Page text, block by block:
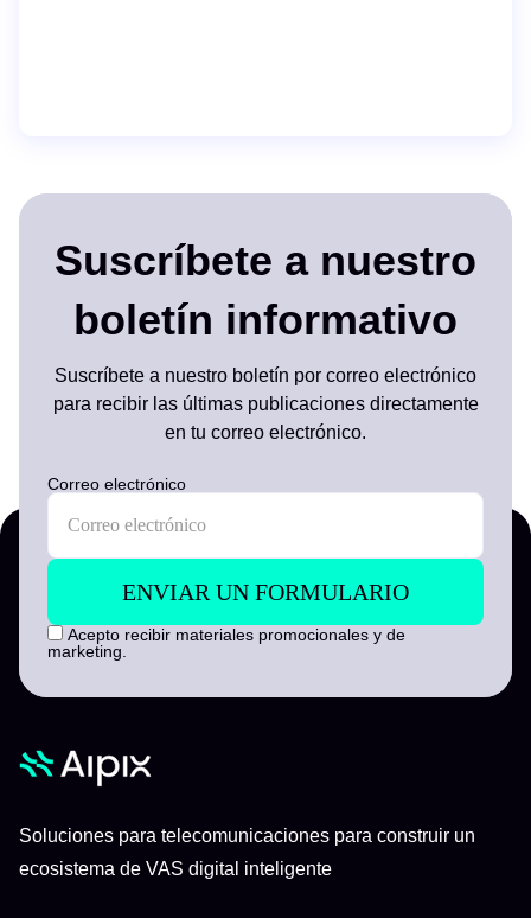
Suscríbete a nuestro
boletín informativo
Suscríbete a nuestro boletín por correo electrónico
para recibir las últimas publicaciones directamente
en tu correo electrónico.
Correo electrónico
Acepto recibir materiales promocionales y de
marketing.
Soluciones para telecomunicaciones para construir un
ecosistema de VAS digital inteligente